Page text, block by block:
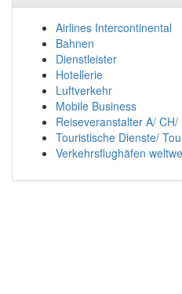
Airlines Intercontinental
Bahnen
Dienstleister
Hotellerie
Luftverkehr
Mobile Business
Reiseveranstalter A/ CH/
Touristische Dienste/
Verkehrsflughäfen